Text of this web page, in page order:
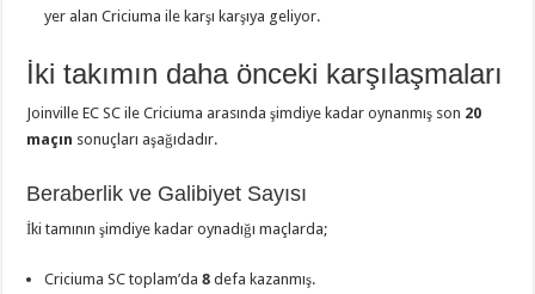
yer alan Criciuma ile karşı karşıya geliyor.
İki takımın daha önceki karşılaşmaları
Joinville EC SC ile Criciuma arasında şimdiye kadar oynanmış son 20
maçın sonuçları aşağıdadır.
Beraberlik ve Galibiyet Sayısı
İki tamının şimdiye kadar oynadığı maçlarda;
Criciuma SC toplam’da8 defa kazanmış.